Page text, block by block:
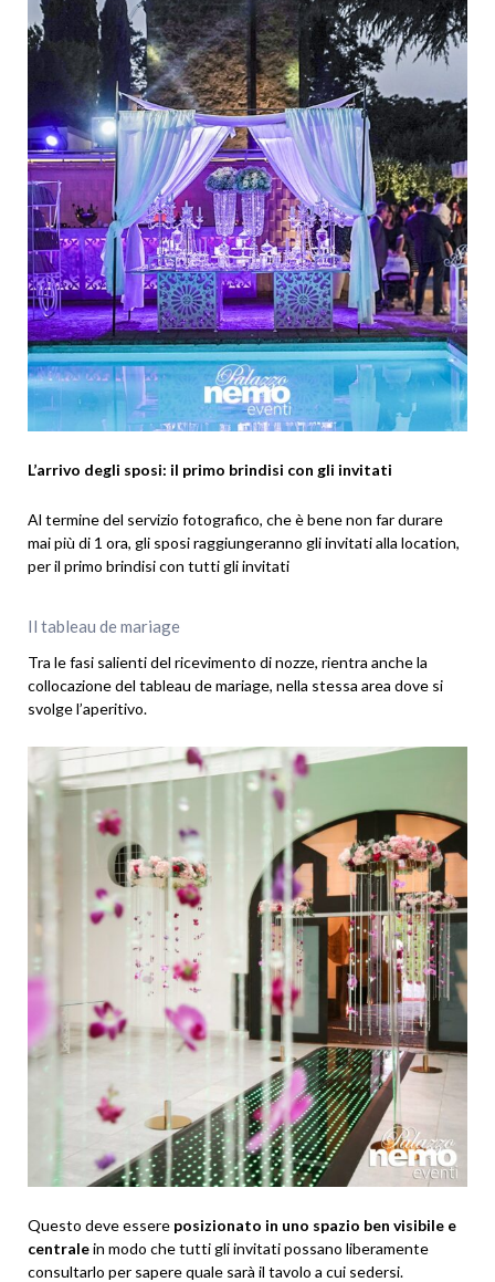
L’arrivo degli sposi: il primo brindisi con gli invitati
Al termine del servizio fotografico, che è bene non far durare
mai più di 1 ora, gli sposi raggiungeranno gli invitati alla location,
per il primo brindisi con tutti gli invitati
Il tableau de mariage
Tra le fasi salienti del ricevimento di nozze, rientra anche la
collocazione del tableau de mariage, nella stessa area dove si
svolge l’aperitivo.
Questo deve essere posizionato in uno spazio ben visibile e
centralein modo che tutti gli invitati possano liberamente
consultarlo per sapere quale sarà il tavolo a cui sedersi.